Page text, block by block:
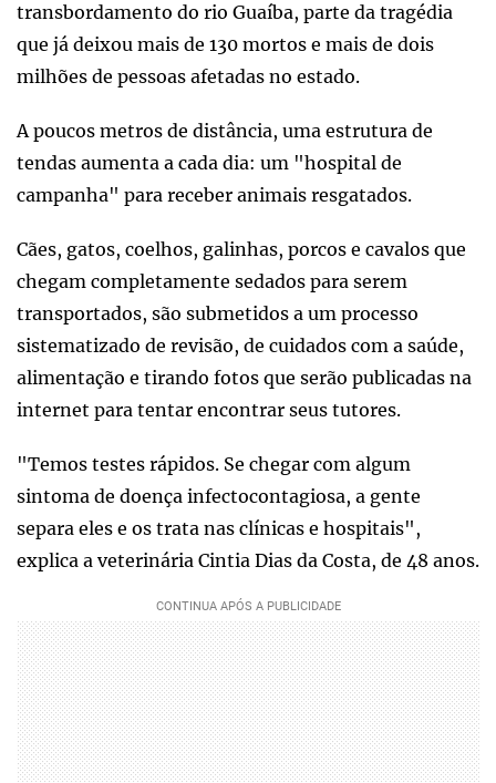
transbordamento do rio Guaíba, parte da tragédia
que já deixou mais de 130 mortos e mais de dois
milhões de pessoas afetadas no estado.
A poucos metros de distância, uma estrutura de
tendas aumenta a cada dia: um "hospital de
campanha" para receber animais resgatados.
Cães, gatos, coelhos, galinhas, porcos e cavalos que
chegam completamente sedados para serem
transportados, são submetidos a um processo
sistematizado de revisão, de cuidados com a saúde,
alimentação e tirando fotos que serão publicadas na
internet para tentar encontrar seus tutores.
"Temos testes rápidos. Se chegar com algum
sintoma de doença infectocontagiosa, a gente
separa eles e os trata nas clínicas e hospitais",
explica a veterinária Cintia Dias da Costa, de 48 anos.